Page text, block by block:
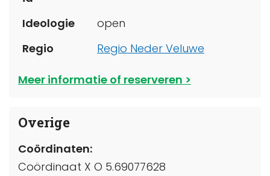
Ideologie
open
Regio
Regio Neder Veluwe
Meer informatie of reserveren
Overige
Coördinaten:
Coördinaat X O 5.69077628